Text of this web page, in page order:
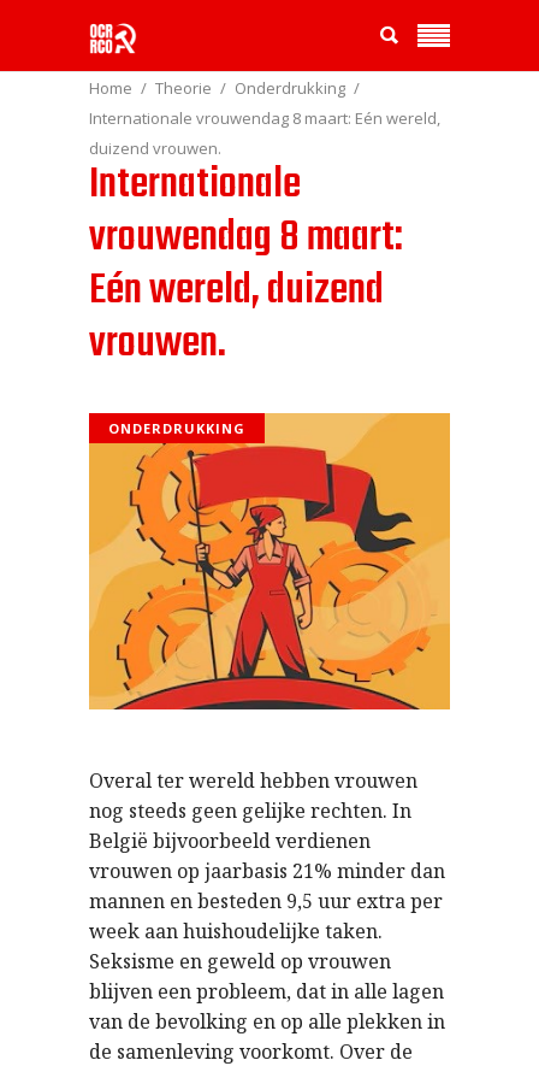
Home Theorie
Onderdrukking
Internationale vrouwendag 8 maart: Eén wereld,
duizend vrouwen.
Internationale
vrouwendag 8 maart:
Eén wereld, duizend
vrouwen.
ONDERDRUKKING
Overal ter wereld hebben vrouwen
nog steeds geen gelijke rechten. In
België bijvoorbeeld verdienen
vrouwen op jaarbasis 21% minder dan
mannen en besteden 9,5 uur extra per
week aan huishoudelijke taken.
Seksisme en geweld op vrouwen
blijven een probleem, dat in alle lagen
van de bevolking en op alle plekken in
de samenleving voorkomt. Over de